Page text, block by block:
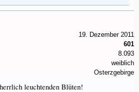
19. Dezember 2011
601
8.093
weiblich
Osterzgebirge
leuchtenden Blüten!